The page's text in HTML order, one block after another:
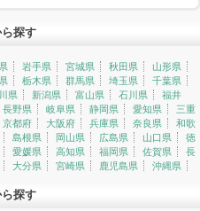
探す
岩手県 宮城県 秋田県
山形県
栃木県 群馬県 埼玉県
千葉県
県 新潟県 富山県 石川県
福井
長野県 岐阜県 静岡県 愛知県
三重
京都府 大阪府 兵庫県 奈良県
和歌
島根県 岡山県 広島県 山口県
徳
愛媛県 高知県 福岡県 佐賀県
長
大分県 宮崎県 鹿児島県 沖縄県
探す